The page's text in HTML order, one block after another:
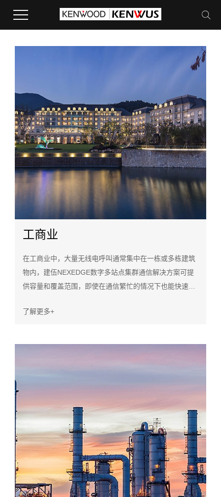
工商业
在工商业中，大量无线电呼叫通常集中在一栋或多栋建筑
物内，建伍NEXEDGE数字多站点集群通信解决方案可提
供容量和覆盖范围，即使在通信繁忙的情况下也能快速建
享”功能，可以在流量异常繁忙时临时使用流量通道作为呼
了解更多+